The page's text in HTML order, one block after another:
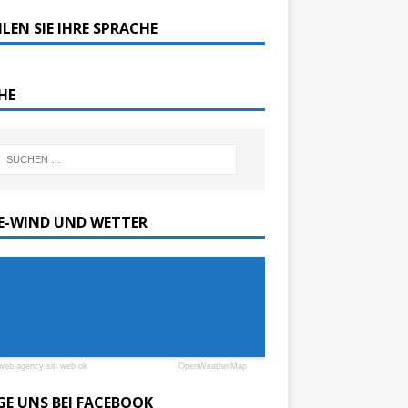
SIE IHRE SPRACHE
WIND UND WETTER
agency siti web ok OpenWeatherMap
UNS BEI FACEBOOK